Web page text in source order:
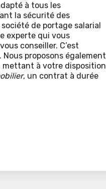
à tous les
la sécurité des
de portage salarial
experte qui vous
conseiller. C’est
proposons également
mettant à votre disposition
, un contrat à durée